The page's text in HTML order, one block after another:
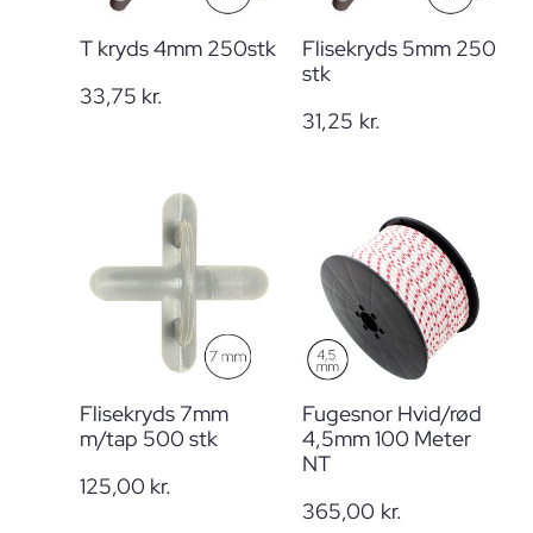
T kryds 4mm 250stk
33,75 kr.
Flisekryds 5mm 250
stk
31,25 kr.
Flisekryds 7mm
m/tap 500 stk
125,00 kr.
Fugesnor Hvid/rød
4,5mm 100 Meter
NT
365,00 kr.